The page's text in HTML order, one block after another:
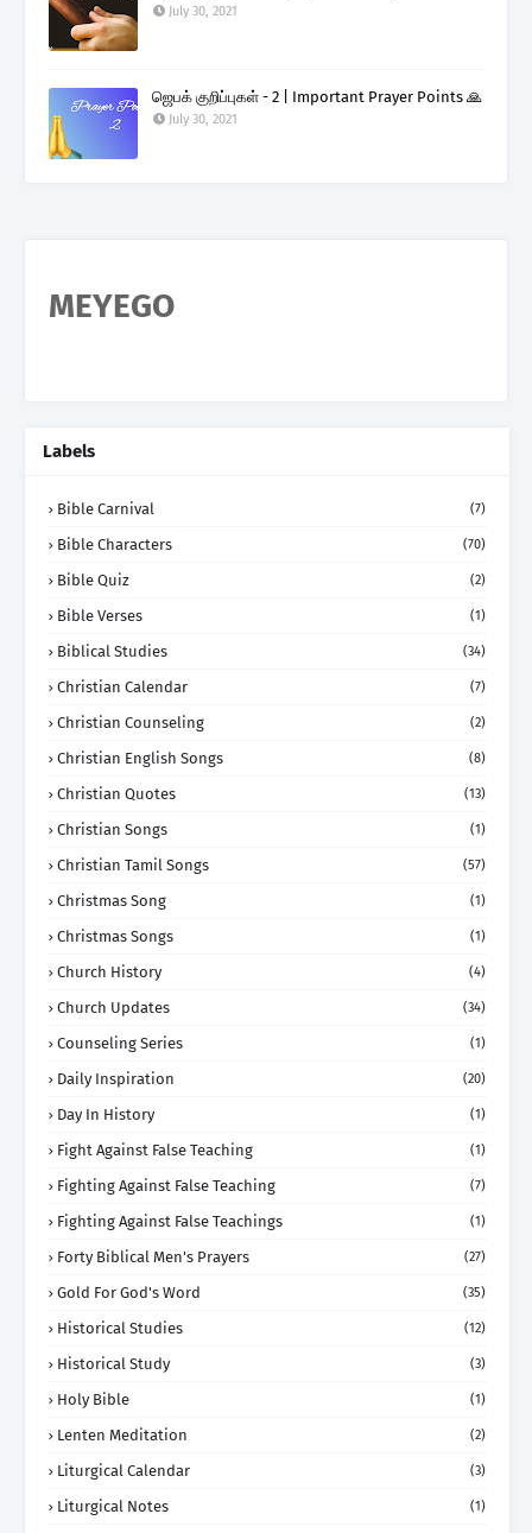
July 30, 2021
ஜெபக் குறிப்புகள் - 2 | Important Prayer Points 🙏
July 30, 2021
MEYEGO
Labels
Bible Carnival (7)
Bible Characters (70)
Bible Quiz (2)
Bible Verses (1)
Biblical Studies (34)
Christian Calendar (7)
Christian Counseling (2)
Christian English Songs (8)
Christian Quotes (13)
Christian Songs (1)
Christian Tamil Songs (57)
Christmas Song (1)
Christmas Songs (1)
Church History (4)
Church Updates (34)
Counseling Series (1)
Daily Inspiration (20)
Day In History (1)
Fight Against False Teaching (1)
Fighting Against False Teaching (7)
Fighting Against False Teachings (1)
Forty Biblical Men's Prayers (27)
Gold For God's Word (35)
Historical Studies (12)
Historical Study (3)
Holy Bible (1)
Lenten Meditation (2)
Liturgical Calendar (3)
Liturgical Notes (1)